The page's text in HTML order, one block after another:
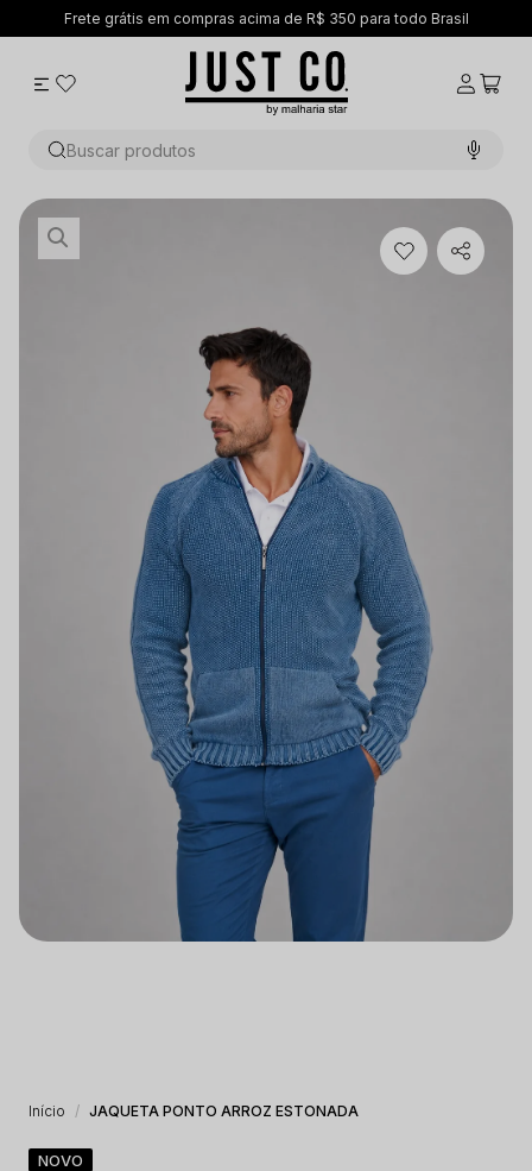
acima de R$ 350 para todo Brasil
Buscar produtos
Início JAQUETA PONTO ARROZ ESTONADA
NOVO